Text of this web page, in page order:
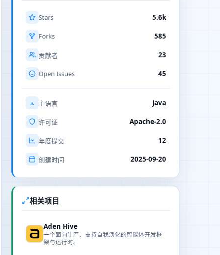
Stars 5.6k
Forks 585
贡献者 23
Open Issues 45
主语言 Java
许可证 Apache-2.0
年度提交 12
创建时间 2025-09-20
相关项目
Aden Hive
一个面向生产、支持自我演化的智能体开发框
架与运行时。